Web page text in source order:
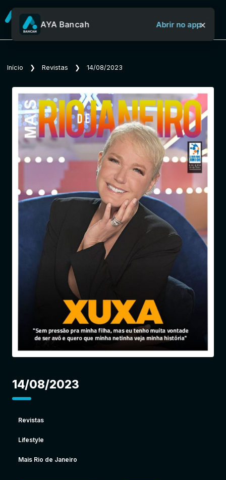
Sobre o Aya Bancah
Início
Revistas
Jornais
Notícias
AYA Bancah Abrir no app×
Início ❯ Revistas ❯ 14/08/2023
14/08/2023
Revistas
Lifestyle
Mais Rio de Janeiro